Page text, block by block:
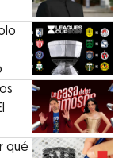
qué